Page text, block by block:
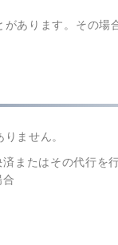
あります。その場
ません。
またはその代行を